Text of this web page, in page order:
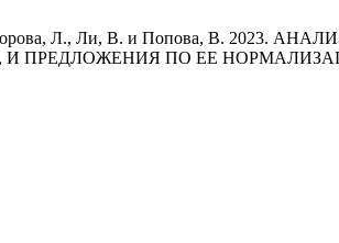
Л., Ли, В. и Попова, В.
И ПРЕДЛОЖЕНИЯ ПО ЕЕ